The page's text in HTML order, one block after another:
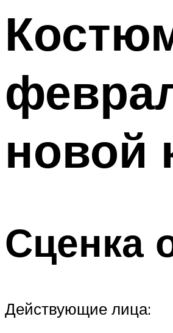
Меню
новой
Сценка
Действующие лица: